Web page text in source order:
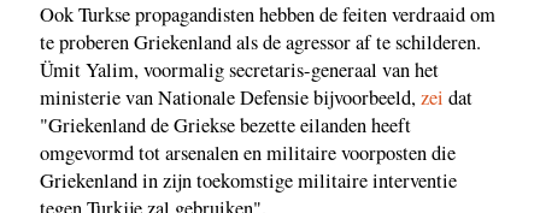
Ook Turkse propagandisten hebben de feiten verdraaid om
te proberen Griekenland als de agressor af te schilderen.
Ümit Yalim, voormalig secretaris-generaal van het
ministerie van Nationale Defensie bijvoorbeeld,zei dat
"Griekenland de Griekse bezette eilanden heeft
omgevormd tot arsenalen en militaire voorposten die
Griekenland in zijn toekomstige militaire interventie